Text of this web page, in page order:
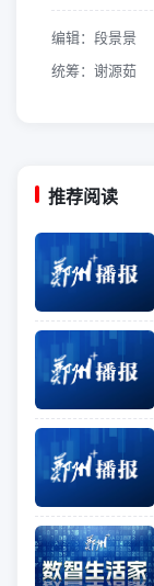
编辑：段景景
统筹：谢源茹
推荐阅读